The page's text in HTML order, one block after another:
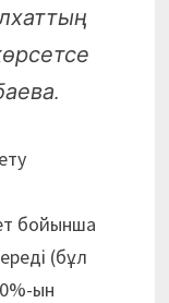
бойынша
(бұл
ын